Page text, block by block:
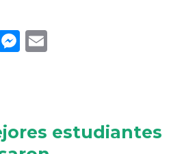
Messenger
estudiantes